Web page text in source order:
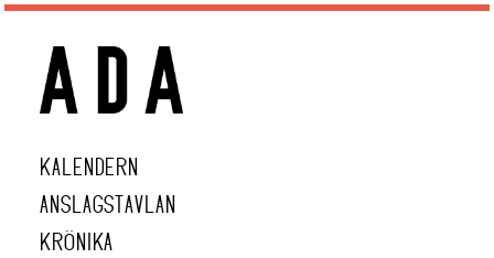
KALENDERN
ANSLAGSTAVLAN
KRÖNIKA